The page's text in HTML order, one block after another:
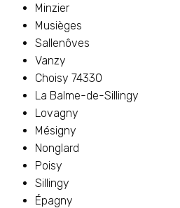
Minzier
Musièges
Sallenôves
Vanzy
Choisy 74330
La Balme-de-Sillingy
Lovagny
Mésigny
Nonglard
Poisy
Sillingy
Épagny